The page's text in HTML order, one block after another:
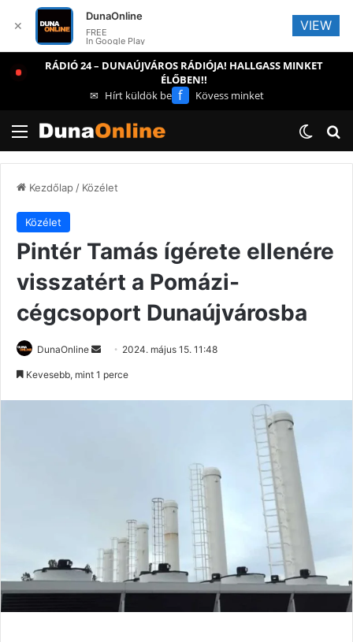
RÁDIÓ 24 – DUNAÚJVÁROS RÁDIÓJA! HALLGASS MINKET
ÉLŐBEN!!
✉ Hírt küldök be f Kövess minket
Menü
Kezdőlap/ Közélet
Közélet
Pintér Tamás ígérete ellenére
visszatért a Pomázi-
cégcsoport Dunaújvárosba
DunaOnline
Send 2024. május 15. 11:48
Kevesebb, mint 1 perce
✕
DunaOnline
FREE
In Google Play
VIEW